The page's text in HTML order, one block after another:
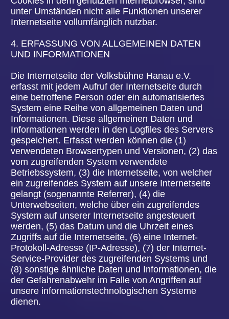
betroffenen Person in diesem Zusammenhang als
Ansprechpartner zur Verfügung.
Auf der Internetseite der Volksbühne Hanau e.V.
wird den Benutzern die Möglichkeit eingeräumt,
bei der Bestellung des Newsletters an den für die
Verarbeitung Verantwortlichen übermittelt werden,
ergibt sich aus der hierzu verwendeten
Eingabemaske.
Die Volksbühne Hanau e.V. informiert ihre Kunden
und Geschäftspartner in regelmäßigen Abständen
im Wege eines Newsletters über Angebote des
Unternehmens. Der Newsletter unseres
Unternehmens kann von der betroffenen Person
grundsätzlich nur dann empfangen werden, wenn
(1) die betroffene Person über eine gültige E-Mail-
Adresse verfügt und (2) die betroffene Person sich
für den Newsletterversand registriert. An die von
einer betroffenen Person erstmalig für den
Newsletterversand eingetragene E-Mail-Adresse
wird aus rechtlichen Gründen eine
Bestätigungsmail im Double-Opt-In-Verfahren
versendet. Diese Bestätigungsmail dient der
Überprüfung, ob der Inhaber der E-Mail-Adresse
als betroffene Person den Empfang des
Newsletters autorisiert hat.
Bei der Anmeldung zum Newsletter speichern wir
ferner die vom Internet-Service-Provider (ISP)
vergebene IP-Adresse des von der betroffenen
Person zum Zeitpunkt der Anmeldung
verwendeten Computersystems sowie das Datum
und die Uhrzeit der Anmeldung. Die Erhebung
dieser Daten ist erforderlich, um den(möglichen)
Missbrauch der E-Mail-Adresse einer betroffenen